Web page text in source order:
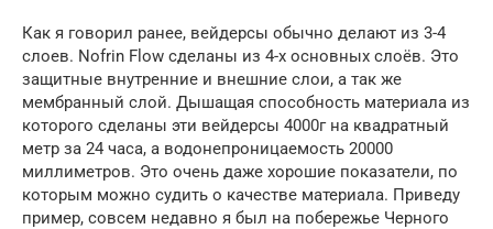
Как я говорил ранее, вейдерсы обычно делают из 3-4
слоев. Nofrin Flow сделаны из 4-х основных слоёв. Это
защитные внутренние и внешние слои, а так же
мембранный слой. Дышащая способность материала из
которого сделаны эти вейдерсы 4000г на квадратный
метр за 24 часа, а водонепроницаемость 20000
миллиметров. Это очень даже хорошие показатели, по
которым можно судить о качестве материала. Приведу
пример, совсем недавно я был на побережье Черного